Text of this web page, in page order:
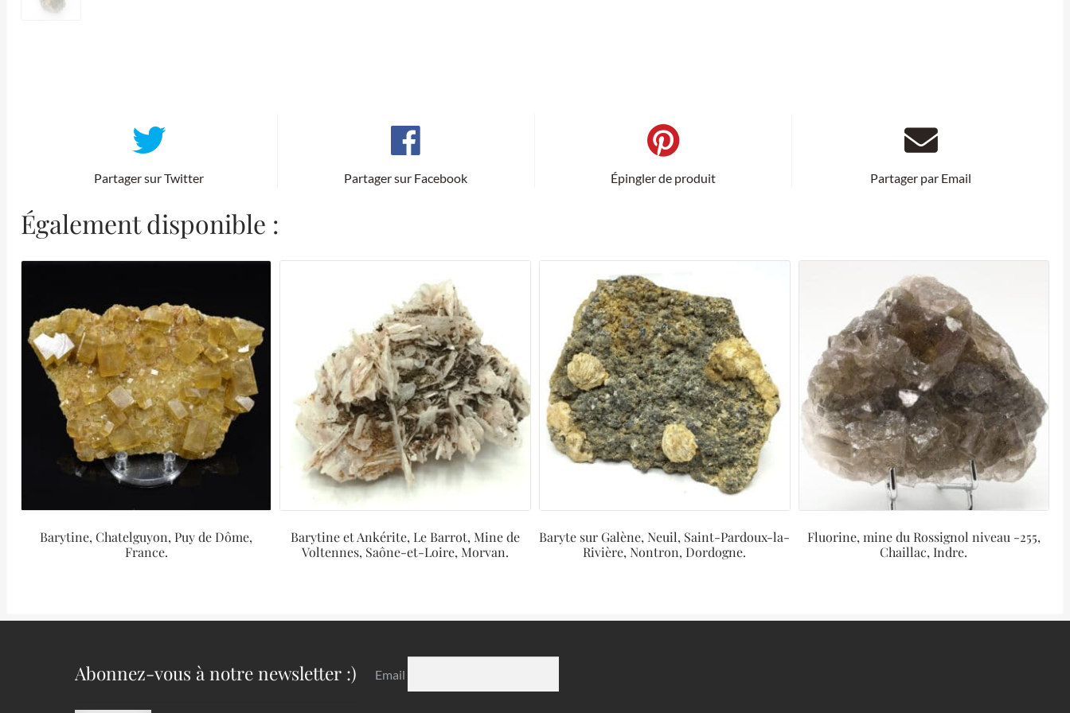
Partager sur Twitter Partager sur Facebook Épingler de produit Partager par Email
Également disponible :
Barytine, Chatelguyon, Puy de Dôme,
France.
Barytine et Ankérite, Le Barrot, Mine de
Voltennes, Saône-et-Loire, Morvan.
Baryte sur Galène, Neuil, Saint-Pardoux-la-
Rivière, Nontron, Dordogne.
Fluorine, mine du Rossignol niveau -255,
Chaillac, Indre.
Abonnez-vous à notre newsletter :) Email